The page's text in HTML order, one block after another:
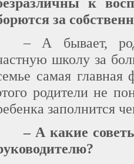
за
– А бывает,
школу за
самая главная
родители не
заполнится
– А какие